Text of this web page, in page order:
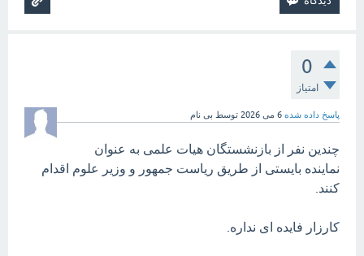
0
امتیاز
پاسخ داده شده 6 می 2026 توسط بی نام
چندین نفر از بازنشستگان هیات علمی به عنوان
نماینده بایستی از طریق ریاست جمهور و وزیر علوم اقدام
کنند.
کارزار فایده ای نداره.